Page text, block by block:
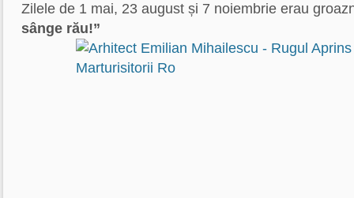
Zilele de 1 mai, 23 august și 7 noiembrie erau
sânge rău!”